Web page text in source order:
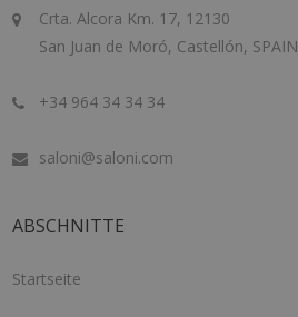
Crta. Alcora Km. 17, 12130
San Juan de Moró, Castellón, SPAIN
+34 964 34 34 34
saloni@saloni.com
ABSCHNITTE
Startseite